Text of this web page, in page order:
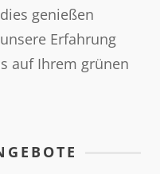
genießen
Erfahrung
auf Ihrem grünen